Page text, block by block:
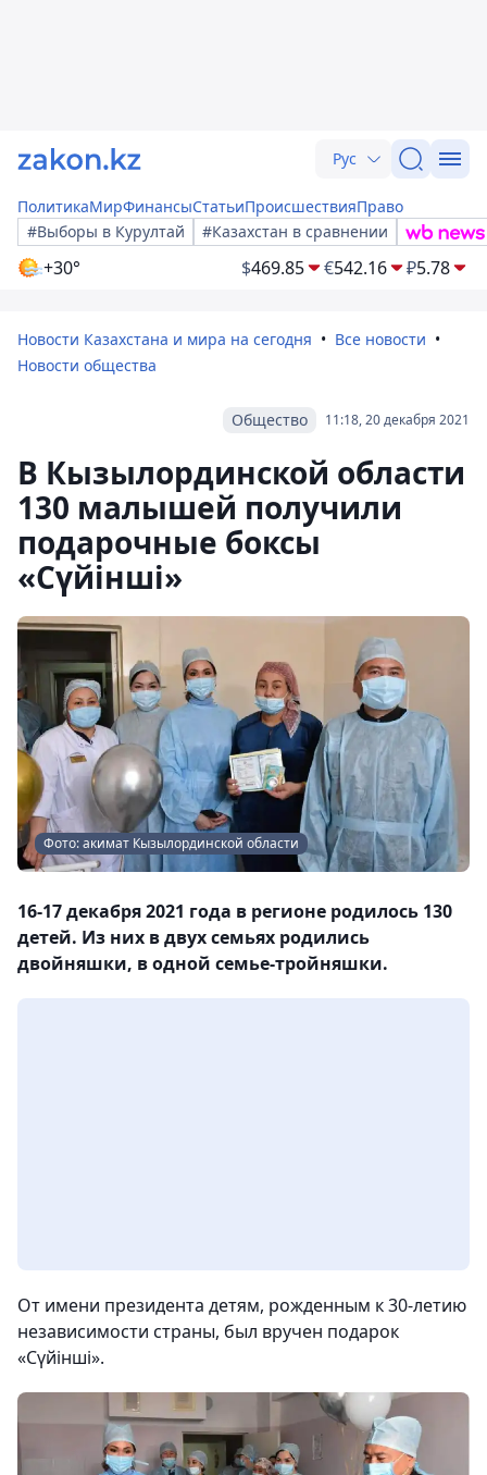
Рус
ПолитикаМирФинансыСтатьиПроисшествияПраво
#Выборы в Курултай
#Казахстан в сравнении
+30° $469.85 €542.16 ₽5.78
Новости Казахстана и мира на сегодня
Все новости
Новости общества
11:18, 20 декабря 2021
Общество
В Кызылординской области
130 малышей получили
подарочные боксы
«Сүйінші»
Фото: акимат Кызылординской области
16-17 декабря 2021 года в регионе родилось 130
детей. Из них в двух семьях родились
двойняшки, в одной семье-тройняшки.
От имени президента детям, рожденным к 30-летию
независимости страны, был вручен подарок
«Сүйінші».